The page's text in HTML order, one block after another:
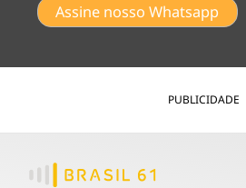
Assine nosso Whatsapp
PUBLICIDADE